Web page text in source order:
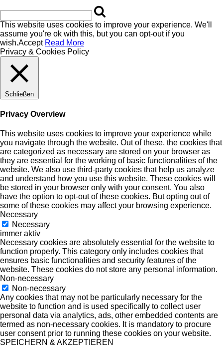
This website uses cookies to improve your experience. We'll
assume you're ok with this, but you can opt-out if you
wish.Accept Read More
Privacy & Cookies Policy
Schließen
Privacy Overview
This website uses cookies to improve your experience while
you navigate through the website. Out of these, the cookies that
are categorized as necessary are stored on your browser as
they are essential for the working of basic functionalities of the
website. We also use third-party cookies that help us analyze
and understand how you use this website. These cookies will
be stored in your browser only with your consent. You also
have the option to opt-out of these cookies. But opting out of
some of these cookies may affect your browsing experience.
Necessary
Necessary
immer aktiv
Necessary cookies are absolutely essential for the website to
function properly. This category only includes cookies that
ensures basic functionalities and security features of the
website. These cookies do not store any personal information.
Non-necessary
Non-necessary
Any cookies that may not be particularly necessary for the
website to function and is used specifically to collect user
personal data via analytics, ads, other embedded contents are
termed as non-necessary cookies. It is mandatory to procure
user consent prior to running these cookies on your website.
SPEICHERN & AKZEPTIEREN